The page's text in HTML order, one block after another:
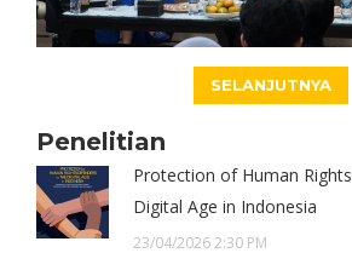
SELANJUTNYA
Penelitian
Protection of Human
Digital Age in Indonesia
23/04/2026 2:30 PM